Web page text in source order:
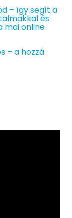
– így segít a
és
mai online
– a hozzá